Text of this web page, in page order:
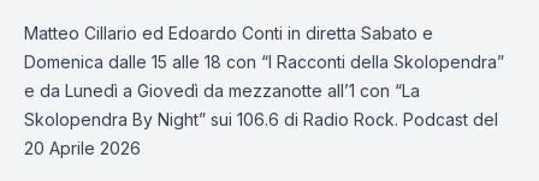
Matteo Cillario ed Edoardo Conti in diretta Sabato e
Domenica dalle 15 alle 18 con “I Racconti della Skolopendra”
e da Lunedì a Giovedì da mezzanotte all’1 con “La
Skolopendra By Night” sui 106.6 di Radio Rock. Podcast del
20 Aprile 2026